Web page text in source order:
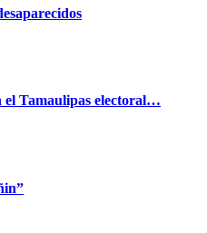
el Tamaulipas electoral…